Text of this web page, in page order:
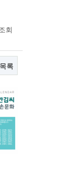
회
목록